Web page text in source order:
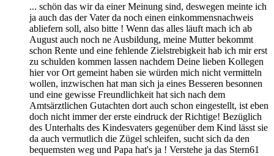
... schön das wir da einer Meinung sind, deswegen meinte ich
ja auch das der Vater da noch einen einkommensnachweis
abliefern soll, also bitte ! Wenn das alles läuft mach ich ab
August auch noch ne Ausbildung, meine Mutter bekommt
schon Rente und eine fehlende Zielstrebigkeit hab ich mir erst
zu schulden kommen lassen nachdem Deine lieben Kollegen
hier vor Ort gemeint haben sie würden mich nicht vermitteln
wollen, inzwischen hat man sich ja eines Besseren besonnen
und eine gewisse Freundlichkeit hat sich nach dem
Amtsärztlichen Gutachten dort auch schon eingestellt, ist eben
doch nicht immer der erste eindruck der Richtige! Bezüglich
des Unterhalts des Kindesvaters gegenüber dem Kind lässt sie
da auch vermutlich die Zügel schleifen, sucht sich da den
bequemsten weg und Papa hat's ja ! Verstehe ja das Stern61